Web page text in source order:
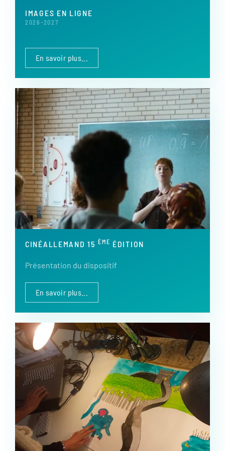
IMAGES EN LIGNE
2026-2027
En savoir plus...
CINÉALLEMAND 15ÈME ÉDITION
Présentation du dispositif
En savoir plus...